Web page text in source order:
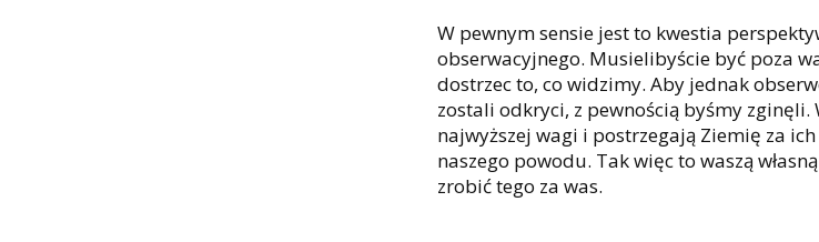
W pewnym sensie jest to kwestia
obserwacyjnego. Musielibyście być poza
dostrzec to, co widzimy. Aby jednak
zostali odkryci, z pewnością byśmy
najwyższej wagi i postrzegają Ziemię za
naszego powodu. Tak więc to waszą
zrobić tego za was.